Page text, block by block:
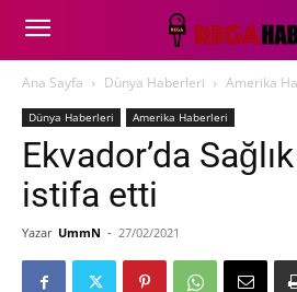
Ana Sayfa Dünya Haberleri Amerika
Dünya Haberleri Amerika Haberleri
Ekvador’da
istifa etti
Yazar UmmN - 27/02/2021